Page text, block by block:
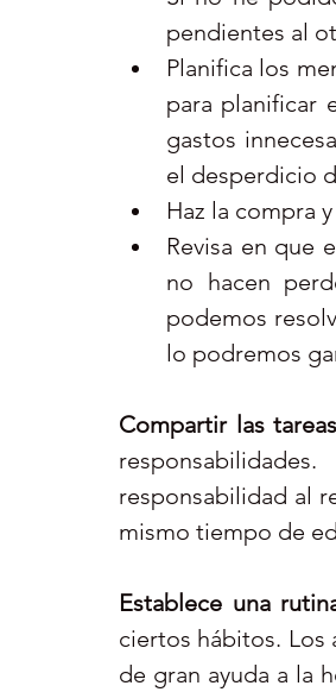
pendientes al
Planifica los
para planificar
gastos
el desperdicio
Haz la compra
Revisa en que
no hacen
podemos
lo podremos
Compartir las
responsabilidad al
mismo tiempo de
Establece una
ciertos hábitos. Los
de gran ayuda a la